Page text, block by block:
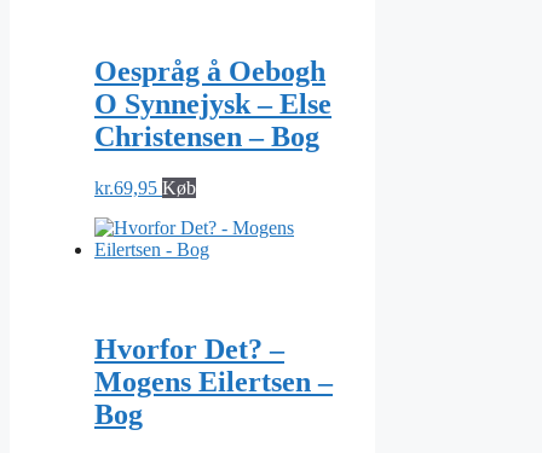
Oespråg å Oebogh
O Synnejysk – Else
Christensen – Bog
kr.69,95 Køb
Hvorfor Det? –
Mogens Eilertsen –
Bog